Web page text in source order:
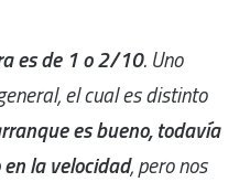
es de 1 o 2/10. Uno
el cual es distinto
es bueno, todavía
la velocidad, pero nos